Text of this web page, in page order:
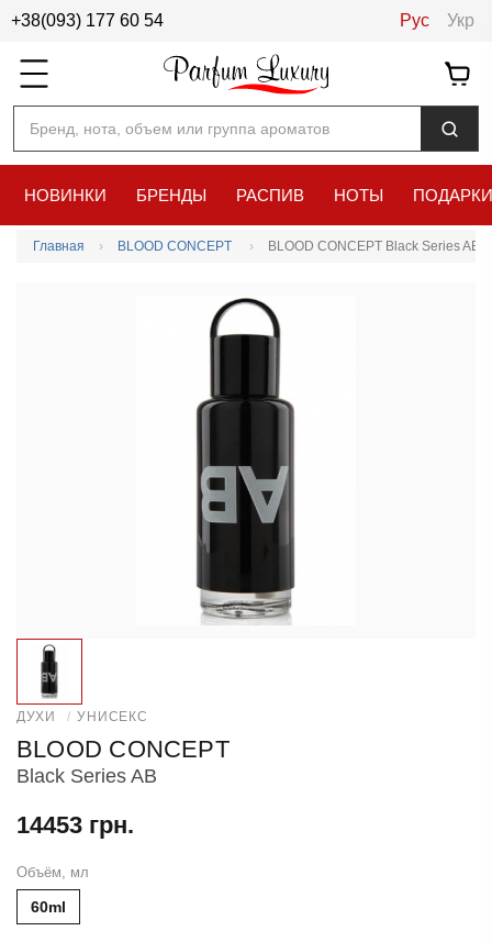
+38(093) 177 60 54 Рус Укр
Бренд, нота, объем или группа ароматов
НОВИНКИ БРЕНДЫ РАСПИВ НОТЫ ПОДАРКИ
Главная BLOOD CONCEPT BLOOD CONCEPT Black Series AB
ДУХИ / УНИСЕКС
BLOOD CONCEPT
Black Series AB
14453 грн.
Объём, мл
60ml